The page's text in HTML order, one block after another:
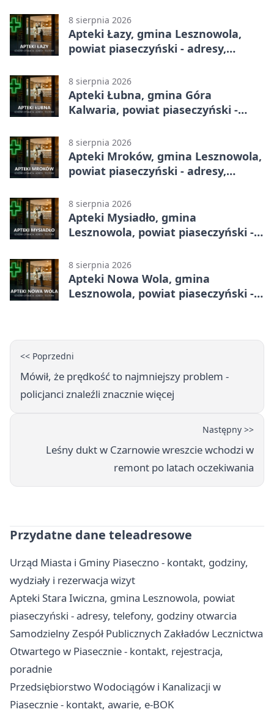
8 sierpnia 2026
Apteki Łazy, gmina Lesznowola,
powiat piaseczyński - adresy,
8 sierpnia 2026
Apteki Łubna, gmina Góra
Kalwaria, powiat piaseczyński -
8 sierpnia 2026
Apteki Mroków, gmina Lesznowola,
powiat piaseczyński - adresy,
8 sierpnia 2026
Apteki Mysiadło, gmina
Lesznowola, powiat piaseczyński -
8 sierpnia 2026
Apteki Nowa Wola, gmina
Lesznowola, powiat piaseczyński -
<< Poprzedni
Mówił, że prędkość to najmniejszy problem -
policjanci znaleźli znacznie więcej
Następny >>
Leśny dukt w Czarnowie wreszcie wchodzi w
remont po latach oczekiwania
Przydatne dane teleadresowe
Urząd Miasta i Gminy Piaseczno - kontakt, godziny,
wydziały i rezerwacja wizyt
Apteki Stara Iwiczna, gmina Lesznowola, powiat
piaseczyński - adresy, telefony, godziny otwarcia
Samodzielny Zespół Publicznych Zakładów Lecznictwa
Otwartego w Piasecznie - kontakt, rejestracja,
poradnie
Przedsiębiorstwo Wodociągów i Kanalizacji w
Piasecznie - kontakt, awarie, e-BOK